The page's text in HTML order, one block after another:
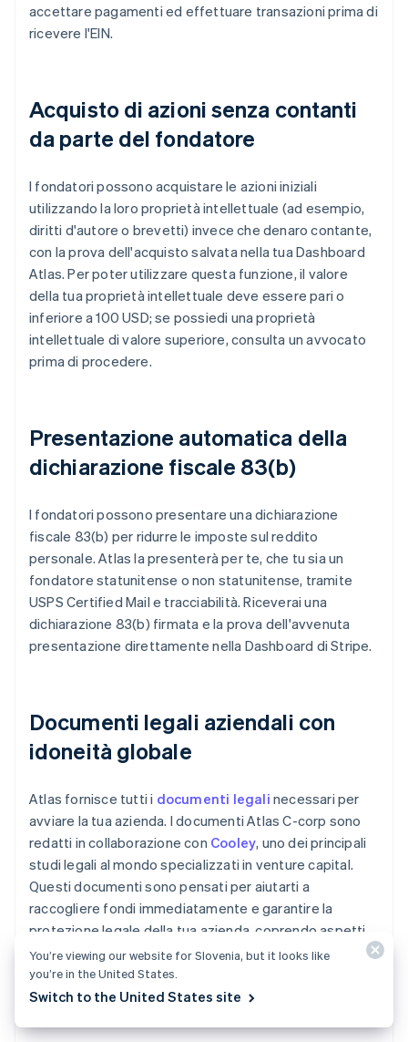
accettare pagamenti ed effettuare transazioni prima di
ricevere l'EIN.
Acquisto di azioni senza contanti
da parte del fondatore
I fondatori possono acquistare le azioni iniziali
utilizzando la loro proprietà intellettuale (ad esempio,
diritti d'autore o brevetti) invece che denaro contante,
con la prova dell'acquisto salvata nella tua Dashboard
Atlas. Per poter utilizzare questa funzione, il valore
della tua proprietà intellettuale deve essere pari o
inferiore a 100 USD; se possiedi una proprietà
intellettuale di valore superiore, consulta un avvocato
prima di procedere.
Presentazione automatica della
dichiarazione fiscale 83(b)
I fondatori possono presentare una dichiarazione
fiscale 83(b) per ridurre le imposte sul reddito
personale. Atlas la presenterà per te, che tu sia un
fondatore statunitense o non statunitense, tramite
USPS Certified Mail e tracciabilità. Riceverai una
dichiarazione 83(b) firmata e la prova dell'avvenuta
presentazione direttamente nella Dashboard di Stripe.
Documenti legali aziendali con
idoneità globale
Atlas fornisce tutti i documenti legali necessari per
avviare la tua azienda. I documenti Atlas C-corp sono
redatti in collaborazione con Cooley, uno dei principali
studi legali al mondo specializzati in venture capital.
Questi documenti sono pensati per aiutarti a
raccogliere fondi immediatamente e garantire la
protezione legale della tua azienda, coprendo aspetti
quali la struttura proprietaria, la distribuzione del
capitale e la conformità fiscale.
You’re viewing our website for Slovenia, but it looks like
you’re in the United States.
Switch to the United States site